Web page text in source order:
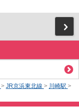
> JR京浜東北線 > 川崎駅 >